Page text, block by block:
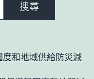
搜尋
和地域供給防災減